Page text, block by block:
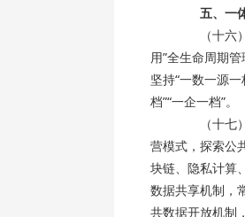
五、一
（十六）
用”全生命周期
坚持“一数一源
档”“一企一档”
（十七）
营模式，探索公
块链、隐私计算
数据共享机制，
共数据开放机制